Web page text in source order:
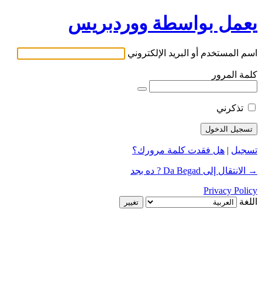
يعمل بواسطة ووردبريس
اسم المستخدم أو البريد الإلكتروني
كلمة المرور
تذكرني
تسجيل | هل فقدت كلمة مرورك؟
→ الانتقال إلى Da Begad ? ده بجد
Privacy Policy
اللغة